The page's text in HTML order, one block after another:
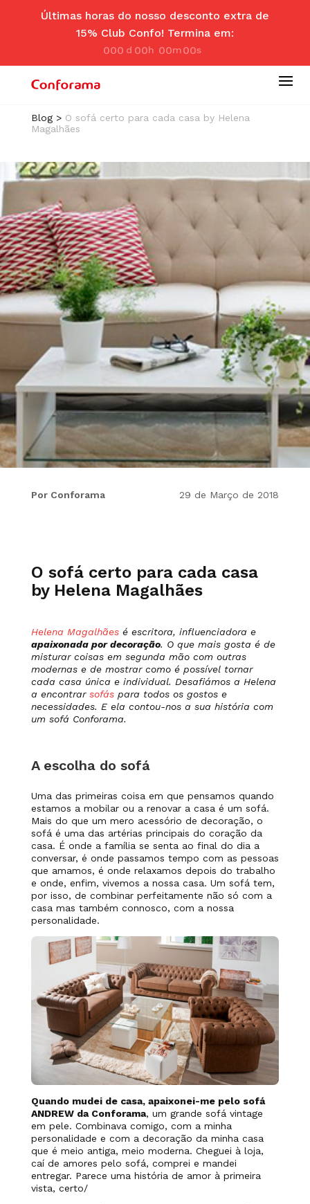
Últimas horas do nosso desconto extra de
15% Club Confo! Termina em:
000 d
ay
00hr
s
00m
in
00se
c
Blog> O sofá certo para cada casa by Helena
Magalhães
Por Conforama 29 de Março de 2018
O sofá certo para cada casa
by Helena Magalhães
Helena Magalhãesé escritora, influenciadora e
apaixonada por decoração. O que mais gosta é de
misturar coisas em segunda mão com outras
modernas e de mostrar como é possível tornar
cada casa única e individual. Desafiámos a Helena
a encontrar sofáspara todos os gostos e
necessidades. E ela contou-nos a sua história com
um sofá Conforama.
A escolha do sofá
Uma das primeiras coisa em que pensamos quando
estamos a mobilar ou a renovar a casa é um sofá.
Mais do que um mero acessório de decoração, o
sofá é uma das artérias principais do coração da
casa. É onde a família se senta ao final do dia a
conversar, é onde passamos tempo com as pessoas
que amamos, é onde relaxamos depois do trabalho
e onde, enfim, vivemos a nossa casa. Um sofá tem,
por isso, de combinar perfeitamente não só com a
casa mas também connosco, com a nossa
personalidade.
Quando mudei de casa, apaixonei-me pelo sofá
ANDREW da Conforama, um grande sofá vintage
em pele. Combinava comigo, com a minha
personalidade e com a decoração da minha casa
que é meio antiga, meio moderna. Cheguei à loja,
caí de amores pelo sofá, comprei e mandei
entregar. Parece uma história de amor à primeira
vista, certo/